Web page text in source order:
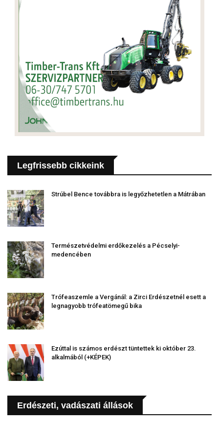
Legfrissebb cikkeink
Strúbel Bence továbbra is legyőzhetetlen a Mátrában
Természetvédelmi erdőkezelés a Pécselyi-
medencében
Trófeaszemle a Vergánál: a Zirci Erdészetnél esett a
legnagyobb trófeatömegű bika
Ezúttal is számos erdészt tüntettek ki október 23.
alkalmából (+KÉPEK)
Erdészeti, vadászati állások